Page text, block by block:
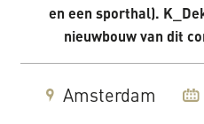
en een sporthal).
nieuwbouw van dit
Amsterdam